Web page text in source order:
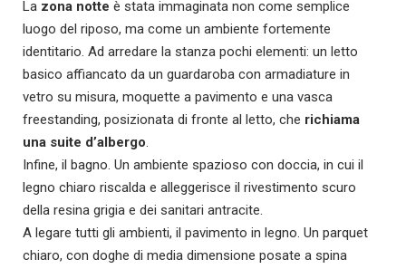
La zona notte è stata immaginata non come semplice
luogo del riposo, ma come un ambiente fortemente
identitario. Ad arredare la stanza pochi elementi: un letto
basico affiancato da un guardaroba con armadiature in
vetro su misura, moquette a pavimento e una vasca
freestanding, posizionata di fronte al letto, che richiama
una suite d’albergo.
Infine, il bagno. Un ambiente spazioso con doccia, in cui il
legno chiaro riscalda e alleggerisce il rivestimento scuro
della resina grigia e dei sanitari antracite.
A legare tutti gli ambienti, il pavimento in legno. Un parquet
chiaro, con doghe di media dimensione posate a spina